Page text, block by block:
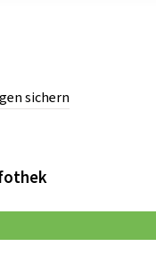
sichern